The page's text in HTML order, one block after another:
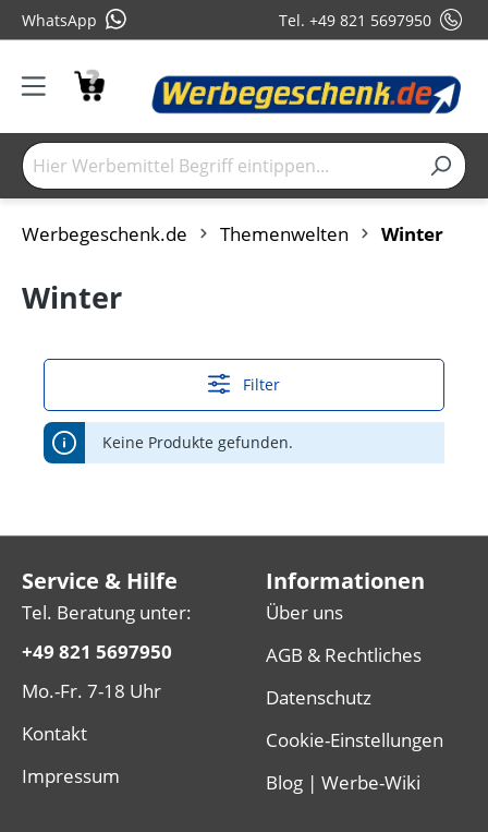
WhatsApp Tel. +49 821 5697950
Werbegeschenk.de Themenwelten Winter
Winter
Filter
Keine Produkte gefunden.
Service & Hilfe
Tel. Beratung unter:
+49 821 5697950
Mo.-Fr. 7-18 Uhr
Kontakt
Impressum
Informationen
Über uns
AGB & Rechtliches
Datenschutz
Cookie-Einstellungen
Blog | Werbe-Wiki